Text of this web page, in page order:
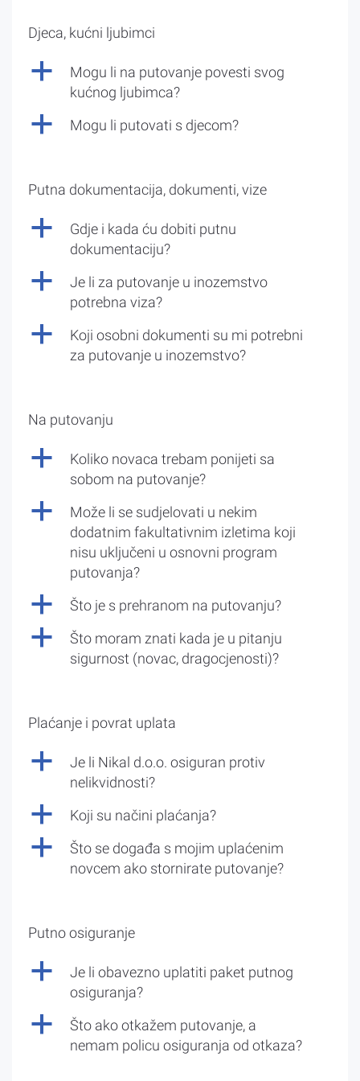
Djeca, kućni ljubimci
a
Mogu li na putovanje povesti svog
kućnog ljubimca?
a Mogu li putovati s djecom?
Putna dokumentacija, dokumenti, vize
a
Gdje i kada ću dobiti putnu
dokumentaciju?
a
Je li za putovanje u inozemstvo
potrebna viza?
a
Koji osobni dokumenti su mi potrebni
za putovanje u inozemstvo?
Na putovanju
a
Koliko novaca trebam ponijeti sa
sobom na putovanje?
a
Može li se sudjelovati u nekim
dodatnim fakultativnim izletima koji
nisu uključeni u osnovni program
putovanja?
a Što je s prehranom na putovanju?
a
Što moram znati kada je u pitanju
sigurnost (novac, dragocjenosti)?
Plaćanje i povrat uplata
a
Je li Nikal d.o.o. osiguran protiv
nelikvidnosti?
a Koji su načini plaćanja?
a
Što se događa s mojim uplaćenim
novcem ako stornirate putovanje?
Putno osiguranje
a
Je li obavezno uplatiti paket putnog
osiguranja?
a
Što ako otkažem putovanje, a
nemam policu osiguranja od otkaza?